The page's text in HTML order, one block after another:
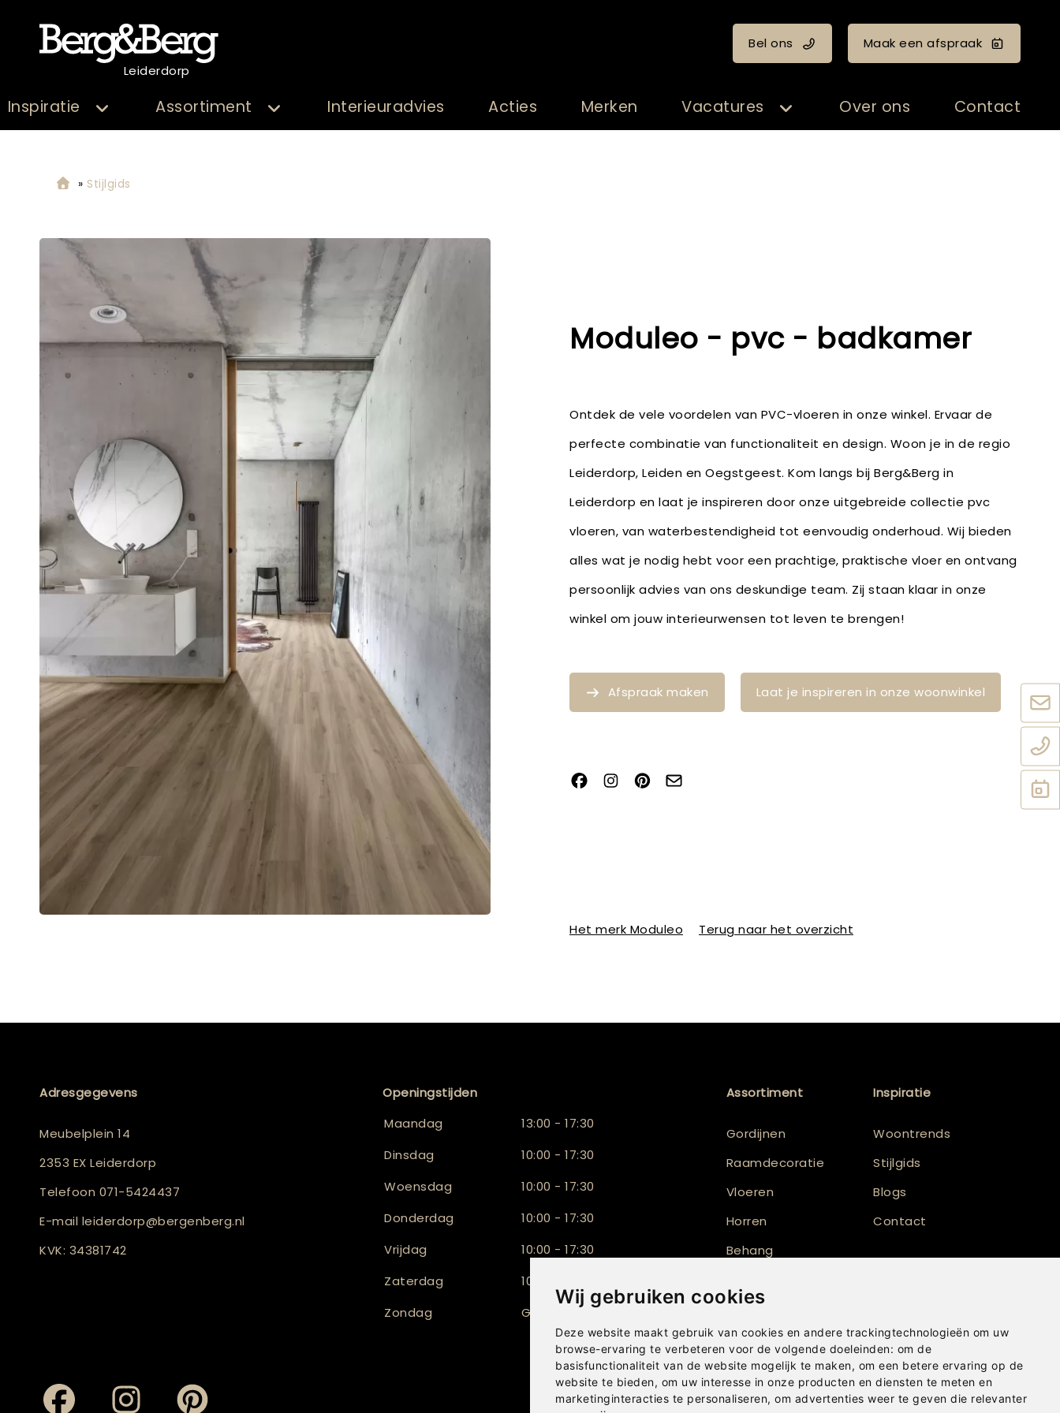
Wij gebruiken cookies
Deze website maakt gebruik van cookies en andere trackingtechnologieën om uw
browse-ervaring te verbeteren voor de volgende doeleinden: om de
basisfunctionaliteit van de website mogelijk te maken, om een betere ervaring op de
website te bieden, om uw interesse in onze producten en diensten te meten en
marketinginteracties te personaliseren, om advertenties weer te geven die relevanter
Leiderdorp
Bel ons Maak een afspraak
Inspiratie Assortiment Interieuradvies Acties Merken Vacatures Over ons Contact
» Stijlgids
Moduleo - pvc - badkamer
Ontdek de vele voordelen van PVC-vloeren in onze winkel. Ervaar de
perfecte combinatie van functionaliteit en design. Woon je in de regio
Leiderdorp, Leiden en Oegstgeest. Kom langs bij Berg&Berg in
Leiderdorp en laat je inspireren door onze uitgebreide collectie pvc
vloeren, van waterbestendigheid tot eenvoudig onderhoud. Wij bieden
alles wat je nodig hebt voor een prachtige, praktische vloer en ontvang
persoonlijk advies van ons deskundige team. Zij staan klaar in onze
winkel om jouw interieurwensen tot leven te brengen!
Afspraak maken Laat je inspireren in onze woonwinkel
Het merk Moduleo Terug naar het overzicht
Adresgegevens
Meubelplein 14
2353 EX Leiderdorp
Telefoon 071-5424437
E-mail leiderdorp@bergenberg.nl
KVK: 34381742
Openingstijden
Maandag
13:00 - 17:30
Dinsdag
10:00 - 17:30
Woensdag
10:00 - 17:30
Donderdag
10:00 - 17:30
Vrijdag
10:00 - 17:30
Zaterdag
10:00 - 17:00
Zondag
Gesloten
Assortiment
Gordijnen
Raamdecoratie
Vloeren
Horren
Behang
Shutters
Inspiratie
Woontrends
Stijlgids
Blogs
Contact